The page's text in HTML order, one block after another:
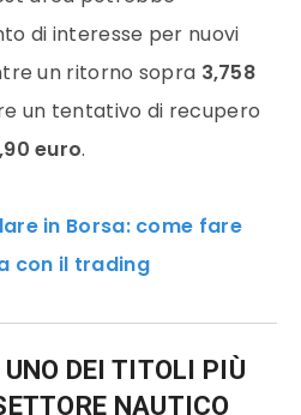
di interesse per nuovi
un ritorno sopra 3,758
un tentativo di recupero
euro.
in Borsa: come fare
con il trading
DEI TITOLI PIÙ
NAUTICO